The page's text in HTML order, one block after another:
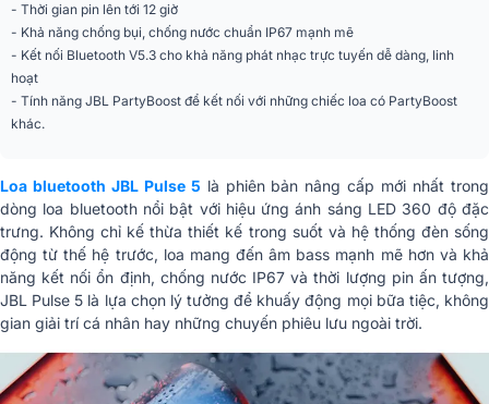
Chống nước
Kết nối Bluetooth 5.3
Cổng kết nối AUX 3.5mm
Chất liệu Nhựa cao cấp
Phân khúc Tiêu chuẩn
Năm ra mắt 2022
Hệ thống củ loa
1 x 16 mm
- Thời gian pin lên tới 12 giờ
- Khả năng chống bụi, chống nước chuẩn IP67 mạnh mẽ
- Kết nối Bluetooth V5.3 cho khả năng phát nhạc trực tuyến dễ dàng, linh
hoạt
- Tính năng JBL PartyBoost để kết nối với những chiếc loa có PartyBoost
khác.
Loa bluetooth JBL Pulse 5 là phiên bản nâng cấp mới nhất trong
dòng loa bluetooth nổi bật với hiệu ứng ánh sáng LED 360 độ đặc
trưng. Không chỉ kế thừa thiết kế trong suốt và hệ thống đèn sống
động từ thế hệ trước, loa mang đến âm bass mạnh mẽ hơn và khả
năng kết nối ổn định, chống nước IP67 và thời lượng pin ấn tượng,
JBL Pulse 5 là lựa chọn lý tưởng để khuấy động mọi bữa tiệc, không
gian giải trí cá nhân hay những chuyến phiêu lưu ngoài trời.